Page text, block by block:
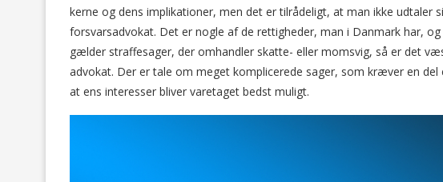
kerne og dens implikationer, men det er tilrådeligt, at man ikke udtaler
forsvarsadvokat. Det er nogle af de rettigheder, man i Danmark har,
gælder straffesager, der omhandler skatte- eller momsvig, så er det
advokat. Der er tale om meget komplicerede sager, som kræver en del
at ens interesser bliver varetaget bedst muligt.